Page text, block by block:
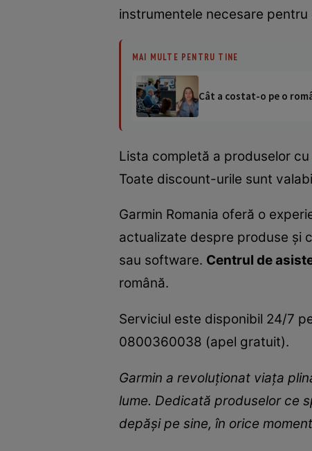
instrumentele necesare
MAI MULTE PENTRU TINE
Cât a costat-o pe o
Lista completă a produselor cu
Toate discount-urile sunt
Garmin Romania oferă o
actualizate despre produse și
sau software. Centrul de
română.
Serviciul este disponibil 24/7
0800360038 (apel gratuit).
Garmin a revoluționat viața
lume. Dedicată produselor ce
depăși pe sine, în orice